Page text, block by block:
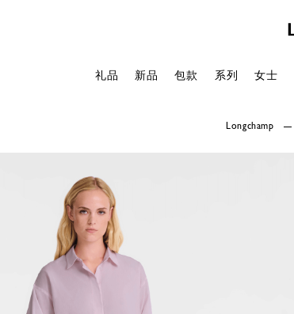
礼品 新品 包款 系列 女士
Longchamp